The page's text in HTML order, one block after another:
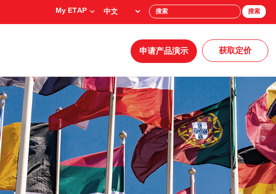
My ETAP 搜索
申请产品演示 获取定价